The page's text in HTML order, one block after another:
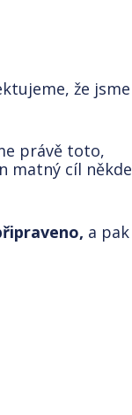
že jsme
právě toto,
matný cíl někde
a pak